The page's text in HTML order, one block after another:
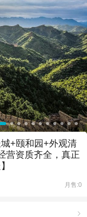
+颐和园+外观清
营资质齐全，真正
月售:0
